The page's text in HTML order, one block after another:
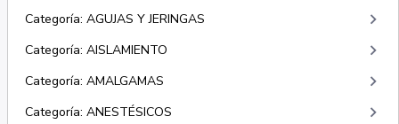
Categoría: AGUJAS Y JERINGAS keyboard_arrow_right
Categoría: AISLAMIENTO keyboard_arrow_right
Categoría: AMALGAMAS keyboard_arrow_right
Categoría: ANESTÉSICOS keyboard_arrow_right